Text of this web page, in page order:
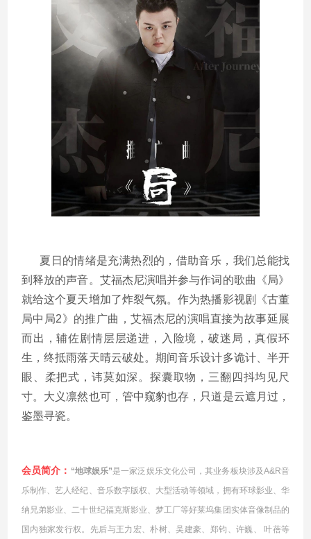
夏日的情绪是充满热烈的，借助音乐，我们总能找
到释放的声音。艾福杰尼演唱并参与作词的歌曲《局》
就给这个夏天增加了炸裂气氛。作为热播影视剧《古董
局中局2》的推广曲，艾福杰尼的演唱直接为故事延展
而出，辅佐剧情层层递进，入险境，破迷局，真假环
生，终抵雨落天晴云破处。期间音乐设计多诡计、半开
眼、柔把式，讳莫如深。探囊取物，三翻四抖均见尺
寸。大义凛然也可，管中窥豹也存，只道是云遮月过，
鉴墨寻瓷。
会员简介 ： “地球娱乐”是一家泛娱乐文化公司，其业务板块涉及A&R音
乐制作、艺人经纪、音乐数字版权、大型活动等领域，拥有环球影业、华
纳兄弟影业、二十世纪福克斯影业、梦工厂等好莱坞集团实体音像制品的
国内独家发行权。先后与王力宏、朴树、吴建豪、郑钧、许巍、 叶蓓等